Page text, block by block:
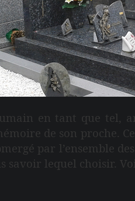
en tant que tel,
de son proche.
par l’ensemble
lequel choisir.